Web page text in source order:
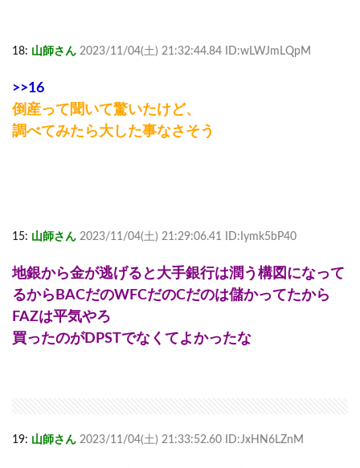
18: 山師さん 2023/11/04(土) 21:32:44.84 ID:wLWJmLQpM
>>16
倒産って聞いて驚いたけど、
調べてみたら大した事なさそう
15: 山師さん 2023/11/04(土) 21:29:06.41 ID:Iymk5bP40
地銀から金が逃げると大手銀行は潤う構図になって
るからBACだのWFCだのCだのは儲かってたから
FAZは平気やろ
買ったのがDPSTでなくてよかったな
19: 山師さん 2023/11/04(土) 21:33:52.60 ID:JxHN6LZnM